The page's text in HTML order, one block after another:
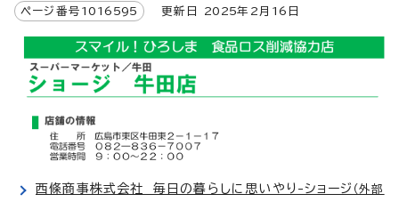
ページ番号 1016595 更新日 2025年2月 16 日
西條商事株式会社 毎日の暮らしに思いやり-ショージ （外部